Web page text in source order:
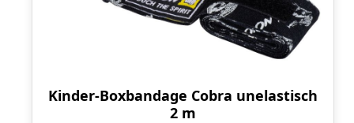
Kinder-Boxbandage Cobra unelastisch
2 m